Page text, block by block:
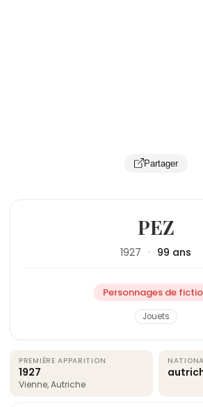
Partager
PEZ
1927 · 99 ans
Personnages de
Jouets
PREMIÈRE APPARITION
1927
Vienne, Autriche